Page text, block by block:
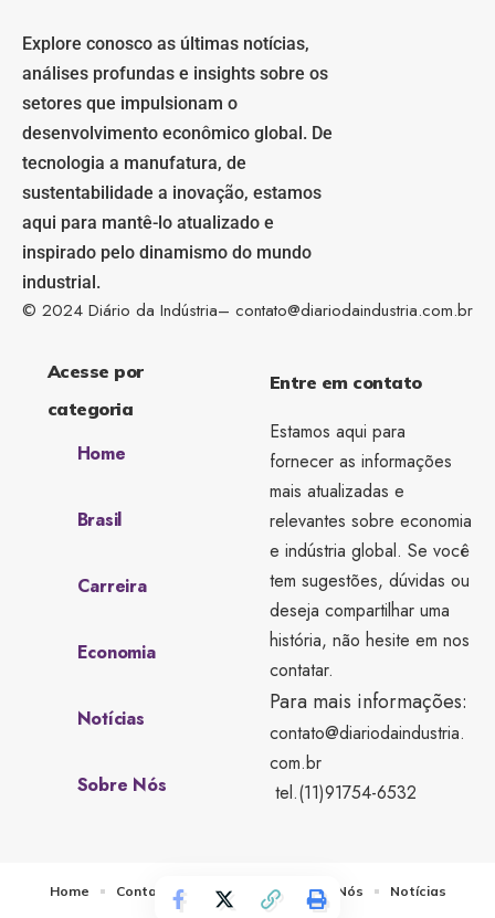
Explore conosco as últimas notícias,
análises profundas e insights sobre os
setores que impulsionam o
desenvolvimento econômico global. De
tecnologia a manufatura, de
sustentabilidade a inovação, estamos
aqui para mantê-lo atualizado e
inspirado pelo dinamismo do mundo
industrial.
© 2024 Diário da Indústria– contato@diariodaindustria.com.br
Acesse por
categoria
Home
Brasil
Carreira
Economia
Notícias
Sobre Nós
Entre em contato
Estamos aqui para
fornecer as informações
mais atualizadas e
relevantes sobre economia
e indústria global. Se você
tem sugestões, dúvidas ou
deseja compartilhar uma
história, não hesite em nos
contatar.
Para mais informações:
contato@diariodaindustria.
com.br
tel.(11)91754-6532
Home Contato Quem Faz Sobre Nós Notícias